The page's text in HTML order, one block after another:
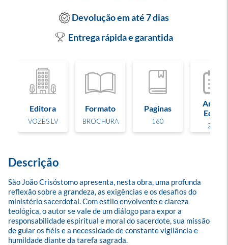
Devolução em até 7 dias
Entrega rápida e garantida
Editora
VOZES LV
Formato
BROCHURA
Paginas
160
Ano de
Edição
2025
Descrição
São João Crisóstomo apresenta, nesta obra, uma profunda
reflexão sobre a grandeza, as exigências e os desafios do
ministério sacerdotal. Com estilo envolvente e clareza
teológica, o autor se vale de um diálogo para expor a
responsabilidade espiritual e moral do sacerdote, sua missão
de guiar os fiéis e a necessidade de constante vigilância e
humildade diante da tarefa sagrada.